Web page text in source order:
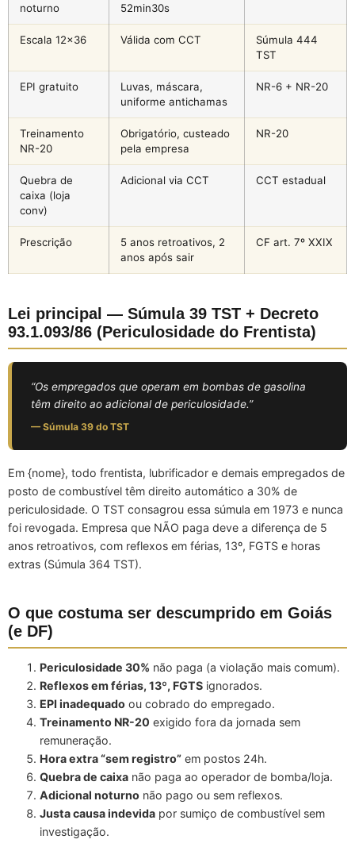
noturno
52min30s
Escala 12×36 Válida com CCT
Súmula 444
TST
EPI gratuito
Luvas, máscara,
uniforme antichamas
NR-6 + NR-20
Treinamento
NR-20
Obrigatório, custeado
pela empresa
NR-20
Quebra de
caixa (loja
conv)
Adicional via CCT CCT estadual
Prescrição
5 anos retroativos, 2
anos após sair
CF art. 7º XXIX
Lei principal — Súmula 39 TST + Decreto
93.1.093/86 (Periculosidade do Frentista)
“Os empregados que operam em bombas de gasolina
têm direito ao adicional de periculosidade.”
— Súmula 39 do TST
Em {nome}, todo frentista, lubrificador e demais empregados de
posto de combustível têm direito automático a 30% de
periculosidade. O TST consagrou essa súmula em 1973 e nunca
foi revogada. Empresa que NÃO paga deve a diferença de 5
anos retroativos, com reflexos em férias, 13º, FGTS e horas
extras (Súmula 364 TST).
O que costuma ser descumprido em Goiás
(e DF)
Periculosidade 30% não paga (a violação mais comum).
Reflexos em férias, 13º, FGTS ignorados.
EPI inadequado ou cobrado do empregado.
Treinamento NR-20 exigido fora da jornada sem
remuneração.
Hora extra “sem registro” em postos 24h.
Quebra de caixa não paga ao operador de bomba/loja.
Adicional noturno não pago ou sem reflexos.
Justa causa indevida por sumiço de combustível sem
investigação.